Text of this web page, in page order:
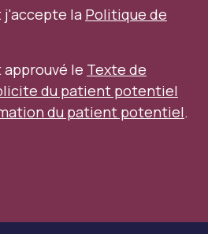
j'accepte la Politique de
approuvé le Texte de
du patient potentiel
du patient potentiel.